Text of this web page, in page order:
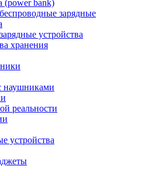
(power bank)
зарядные
устройства
хранения
наушниками
реальности
устройства